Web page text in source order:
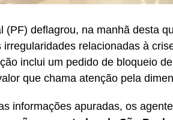
(PF) deflagrou, na manhã desta
relacionadas à
inclui um pedido de bloqueio
que chama atenção pela
informações apuradas, os